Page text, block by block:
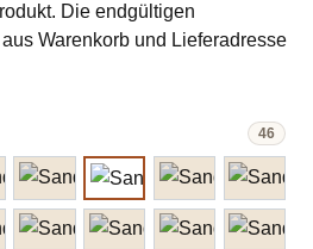
Die endgültigen
Warenkorb und Lieferadresse
46
1021 light grey melange
col. 1034 light grey natural
col. 1042 grey mottled